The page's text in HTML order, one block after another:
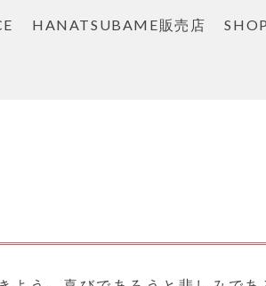
HANATSUBAME販売店 SHOP